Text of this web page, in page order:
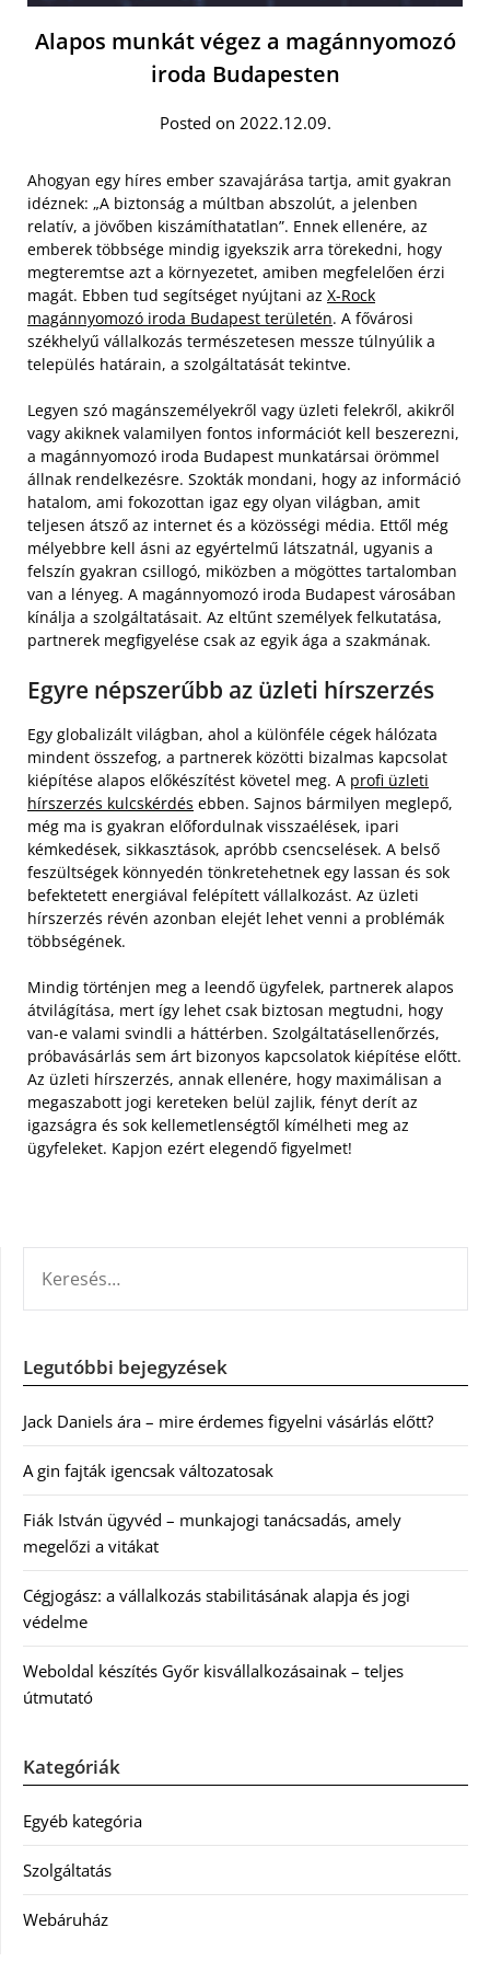
Alapos munkát végez a magánnyomozó
iroda Budapesten
Posted on 2022.12.09.
Ahogyan egy híres ember szavajárása tartja, amit gyakran
idéznek: „A biztonság a múltban abszolút, a jelenben
relatív, a jövőben kiszámíthatatlan”. Ennek ellenére, az
emberek többsége mindig igyekszik arra törekedni, hogy
megteremtse azt a környezetet, amiben megfelelően érzi
magát. Ebben tud segítséget nyújtani az X-Rock
magánnyomozó iroda Budapest területén. A fővárosi
székhelyű vállalkozás természetesen messze túlnyúlik a
település határain, a szolgáltatását tekintve.
Legyen szó magánszemélyekről vagy üzleti felekről, akikről
vagy akiknek valamilyen fontos információt kell beszerezni,
a magánnyomozó iroda Budapest munkatársai örömmel
állnak rendelkezésre. Szokták mondani, hogy az információ
hatalom, ami fokozottan igaz egy olyan világban, amit
teljesen átsző az internet és a közösségi média. Ettől még
mélyebbre kell ásni az egyértelmű látszatnál, ugyanis a
felszín gyakran csillogó, miközben a mögöttes tartalomban
van a lényeg. A magánnyomozó iroda Budapest városában
kínálja a szolgáltatásait. Az eltűnt személyek felkutatása,
partnerek megfigyelése csak az egyik ága a szakmának.
Egyre népszerűbb az üzleti hírszerzés
Egy globalizált világban, ahol a különféle cégek hálózata
mindent összefog, a partnerek közötti bizalmas kapcsolat
kiépítése alapos előkészítést követel meg. A profi üzleti
hírszerzés kulcskérdés ebben. Sajnos bármilyen meglepő,
még ma is gyakran előfordulnak visszaélések, ipari
kémkedések, sikkasztások, apróbb csencselések. A belső
feszültségek könnyedén tönkretehetnek egy lassan és sok
befektetett energiával felépített vállalkozást. Az üzleti
hírszerzés révén azonban elejét lehet venni a problémák
többségének.
Mindig történjen meg a leendő ügyfelek, partnerek alapos
átvilágítása, mert így lehet csak biztosan megtudni, hogy
van-e valami svindli a háttérben. Szolgáltatásellenőrzés,
próbavásárlás sem árt bizonyos kapcsolatok kiépítése előtt.
Az üzleti hírszerzés, annak ellenére, hogy maximálisan a
megaszabott jogi kereteken belül zajlik, fényt derít az
igazságra és sok kellemetlenségtől kímélheti meg az
ügyfeleket. Kapjon ezért elegendő figyelmet!
Legutóbbi bejegyzések
Jack Daniels ára – mire érdemes figyelni vásárlás előtt?
A gin fajták igencsak változatosak
Fiák István ügyvéd – munkajogi tanácsadás, amely
megelőzi a vitákat
Cégjogász: a vállalkozás stabilitásának alapja és jogi
védelme
Weboldal készítés Győr kisvállalkozásainak – teljes
útmutató
Kategóriák
Egyéb kategória
Szolgáltatás
Webáruház